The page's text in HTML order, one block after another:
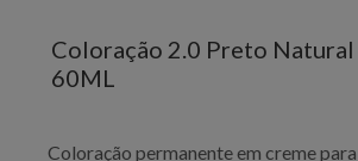
Coloração 2.0 Preto Natural
60ML
Coloração permanente em creme